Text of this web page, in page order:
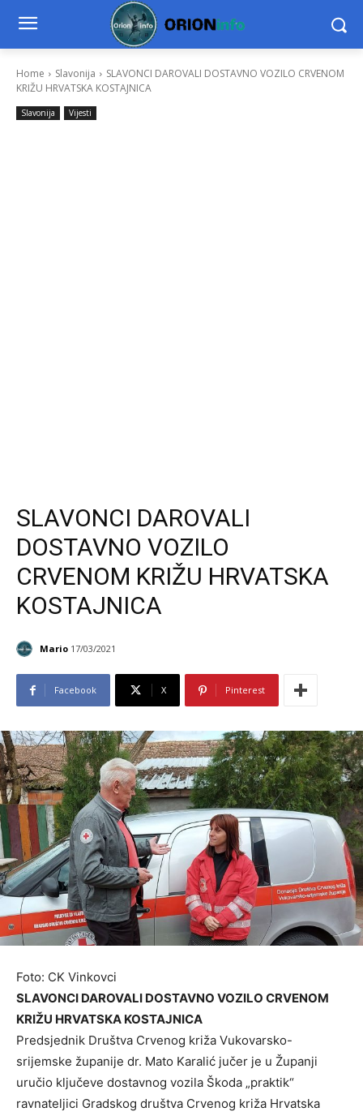
Home Slavonija
SLAVONCI DAROVALI DOSTAVNO VOZILO CRVENOM
KRIŽU HRVATSKA KOSTAJNICA
Slavonija Vijesti
SLAVONCI DAROVALI
DOSTAVNO VOZILO
CRVENOM KRIŽU HRVATSKA
KOSTAJNICA
Mario 17/03/2021
Facebook X Pinterest
Foto: CK Vinkovci
SLAVONCI DAROVALI DOSTAVNO VOZILO CRVENOM
KRIŽU HRVATSKA KOSTAJNICA
Predsjednik Društva Crvenog križa Vukovarsko-
srijemske županije dr. Mato Karalić jučer je u Županji
uručio ključeve dostavnog vozila Škoda „praktik“
ravnateljici Gradskog društva Crvenog križa Hrvatska